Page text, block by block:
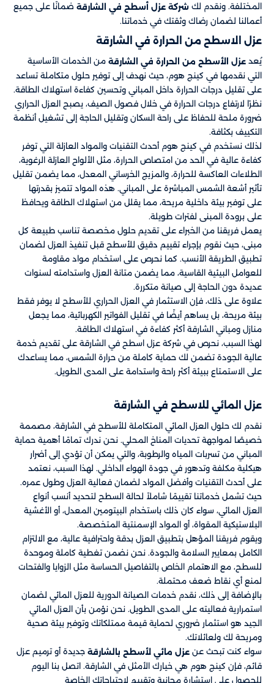
المختلفة. ونقدم لك شركة عزل أسطح في الشارقة ضمانًا على جميع
أعمالنا لضمان رضاك وثقتك في خدماتنا.
عزل الاسطح من الحرارة في الشارقة
يُعد عزل الأسطح من الحرارة في الشارقة من الخدمات الأساسية
التي نقدمها في كينج هوم، حيث نهدف إلى توفير حلول متكاملة تساعد
على تقليل درجات الحرارة داخل المباني وتحسين كفاءة استهلاك الطاقة.
نظرًا لارتفاع درجات الحرارة في خلال فصول الصيف، يصبح العزل الحراري
ضرورة ملحة للحفاظ على راحة السكان وتقليل الحاجة إلى تشغيل أنظمة
التكييف بكثافة.
لذلك نستخدم في كينج هوم أحدث التقنيات والمواد العازلة التي توفر
كفاءة عالية في الحد من امتصاص الحرارة، مثل الألواح العازلة الرغوية،
الطلاءات العاكسة للحرارة، والمزيج الخرساني المعدل، مما يضمن تقليل
تأثير أشعة الشمس المباشرة على المباني. هذه المواد تتميز بقدرتها
على توفير بيئة داخلية مريحة، مما يقلل من استهلاك الطاقة ويحافظ
على برودة المبنى لفترات طويلة.
يعمل فريقنا من الخبراء على تقديم حلول مخصصة تناسب طبيعة كل
مبنى، حيث نقوم بإجراء تقييم دقيق للأسطح قبل تنفيذ العزل لضمان
تطبيق الطريقة الأنسب. كما نحرص على استخدام مواد مقاومة
للعوامل البيئية القاسية، مما يضمن متانة العزل واستدامته لسنوات
عديدة دون الحاجة إلى صيانة متكررة.
علاوة على ذلك، فإن الاستثمار في العزل الحراري للأسطح لا يوفر فقط
بيئة مريحة، بل يساهم أيضًا في تقليل الفواتير الكهربائية، مما يجعل
منازل ومباني الشارقة أكثر كفاءة في استهلاك الطاقة.
لهذا السبب، نحرص في شركة عزل اسطح في الشارقة على تقديم خدمة
عالية الجودة تضمن لك حماية كاملة من حرارة الشمس، مما يساعدك
على الاستمتاع ببيئة أكثر راحة واستدامة على المدى الطويل.
عزل المائي للاسطح في الشارقة
نقدم لك حلول العزل المائي المتكاملة للأسطح في الشارقة، مصممة
خصيصًا لمواجهة تحديات المناخ المحلي. نحن ندرك تمامًا أهمية حماية
المباني من تسربات المياه والرطوبة، والتي يمكن أن تؤدي إلى أضرار
هيكلية مكلفة وتدهور في جودة الهواء الداخلي. لهذا السبب، نعتمد
على أحدث التقنيات وأفضل المواد لضمان فعالية العزل وطول عمره.
حيث تشمل خدماتنا تقييمًا شاملاً لحالة السطح لتحديد أنسب أنواع
العزل المائي، سواء كان ذلك باستخدام البيتومين المعدل، أو الأغشية
البلاستيكية المقواة، أو المواد الإسمنتية المتخصصة.
ويقوم فريقنا المؤهل بتطبيق العزل بدقة واحترافية عالية، مع الالتزام
الكامل بمعايير السلامة والجودة. نحن نضمن تغطية كاملة وموحدة
للسطح، مع الاهتمام الخاص بالتفاصيل الحساسة مثل الزوايا والفتحات
لمنع أي نقاط ضعف محتملة.
بالإضافة إلى ذلك، نقدم خدمات الصيانة الدورية للعزل المائي لضمان
استمرارية فعاليته على المدى الطويل. نحن نؤمن بأن العزل المائي
الجيد هو استثمار ضروري لحماية قيمة ممتلكاتك وتوفير بيئة صحية
ومريحة لك ولعائلاتك.
سواء كنت تبحث عن عزل مائي لأسطح بالشارقة جديدة أو ترميم عزل
قائم، فإن كينج هوم هي خيارك الأمثل في الشارقة. اتصل بنا اليوم
للحصول على استشارة مجانية وتقييم لاحتياجاتك الخاصة